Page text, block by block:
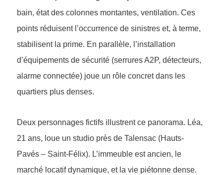
bain, état des colonnes montantes, ventilation. Ces
points réduisent l’occurrence de sinistres et, à terme,
stabilisent la prime. En parallèle, l’installation
d’équipements de sécurité (serrures A2P, détecteurs,
alarme connectée) joue un rôle concret dans les
quartiers plus denses.
Deux personnages fictifs illustrent ce panorama. Léa,
21 ans, loue un studio près de Talensac (Hauts-
Pavés – Saint-Félix). L’immeuble est ancien, le
marché locatif dynamique, et la vie piétonne dense.